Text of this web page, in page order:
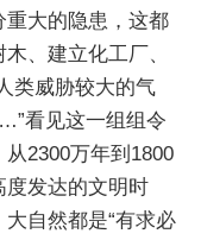
大的隐患，这都
、建立化工厂、
类威胁较大的气
看见这一组组令
2300万年到1800
度发达的文明时
自然都是“有求必